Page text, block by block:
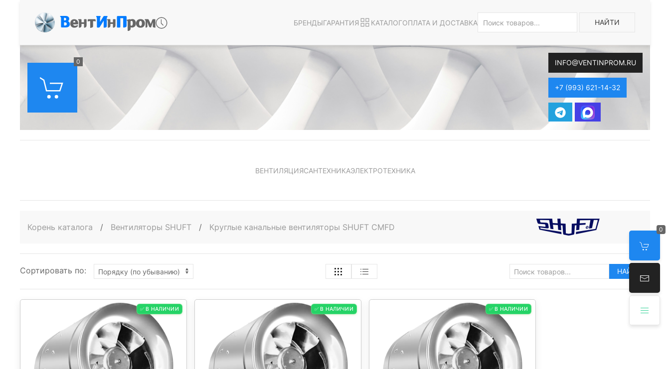
ВентИнПром БРЕНДЫГАРАНТИЯ КАТАЛОГОПЛАТА И ДОСТАВКА НАЙТИ
0 INFO@VENTINPROM.RU
+7 (993) 621-14-32
0
ВЕНТИЛЯЦИЯСАНТЕХНИКАЭЛЕКТРОТЕХНИКА
Корень каталога / Вентиляторы SHUFT / Круглые канальные вентиляторы SHUFT CMFD
Сортировать по: НАЙТИ
✅ В НАЛИЧИИ ✅ В НАЛИЧИИ ✅ В НАЛИЧИИ